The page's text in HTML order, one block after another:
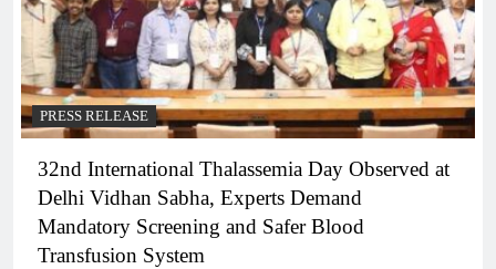
PRESS RELEASE
32nd International Thalassemia Day Observed at
Delhi Vidhan Sabha, Experts Demand
Mandatory Screening and Safer Blood
Transfusion System